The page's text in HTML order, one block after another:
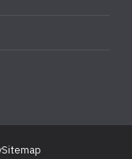
Sitemap